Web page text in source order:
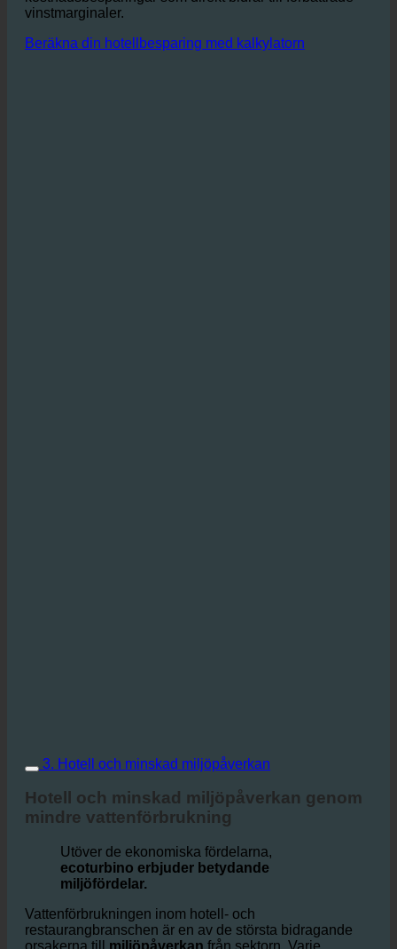
Sammantaget möjliggör minskningarna av vatten,
varmvatten och avloppsvatten betydande
kostnadsbesparingar som direkt bidrar till förbättrade
3. Hotell och minskad miljöpåverkan
Hotell och minskad miljöpåverkan genom
mindre vattenförbrukning
Utöver de ekonomiska fördelarna,
ecoturbino erbjuder betydande
miljöfördelar.